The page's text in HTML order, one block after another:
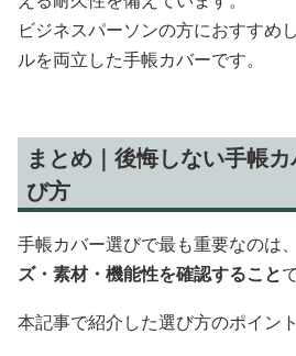
ビジネスパーソンの方におすすめ
ルを両立した手帳カバーです。
まとめ｜後悔しない手帳
び方
手帳カバー選びで最も重要なのは、
ズ・素材・機能性を確認すること
本記事で紹介した選び方のポイン